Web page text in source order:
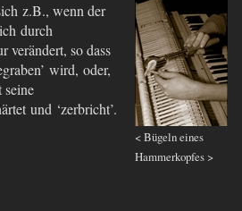
< Bügeln eines
Hammerkopfes >
z.B., wenn der
durch
verändert, so dass
wird, oder,
und ‘zerbricht’.